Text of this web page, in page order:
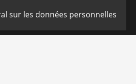
sur les données personnelles